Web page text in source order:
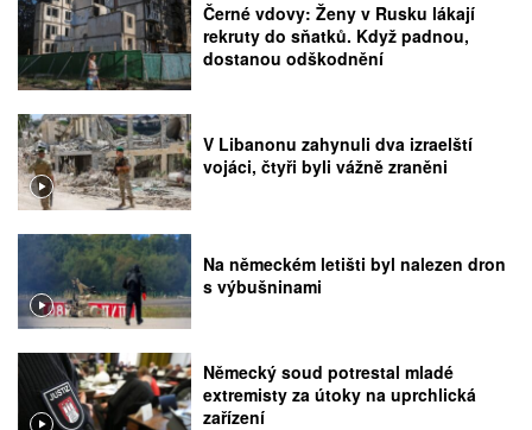
Černé vdovy: Ženy v Rusku lákají
rekruty do sňatků. Když padnou,
dostanou odškodnění
V Libanonu zahynuli dva izraelští
vojáci, čtyři byli vážně zraněni
Na německém letišti byl nalezen dron
s výbušninami
Německý soud potrestal mladé
extremisty za útoky na uprchlická
zařízení